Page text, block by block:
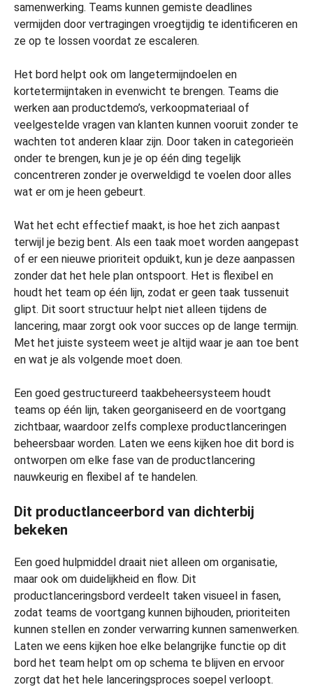
samenwerking. Teams kunnen gemiste deadlines
vermijden door vertragingen vroegtijdig te identificeren en
ze op te lossen voordat ze escaleren.
Het bord helpt ook om langetermijndoelen en
kortetermijntaken in evenwicht te brengen. Teams die
werken aan productdemo’s, verkoopmateriaal of
veelgestelde vragen van klanten kunnen vooruit zonder te
wachten tot anderen klaar zijn. Door taken in categorieën
onder te brengen, kun je je op één ding tegelijk
concentreren zonder je overweldigd te voelen door alles
wat er om je heen gebeurt.
Wat het echt effectief maakt, is hoe het zich aanpast
terwijl je bezig bent. Als een taak moet worden aangepast
of er een nieuwe prioriteit opduikt, kun je deze aanpassen
zonder dat het hele plan ontspoort. Het is flexibel en
houdt het team op één lijn, zodat er geen taak tussenuit
glipt. Dit soort structuur helpt niet alleen tijdens de
lancering, maar zorgt ook voor succes op de lange termijn.
Met het juiste systeem weet je altijd waar je aan toe bent
en wat je als volgende moet doen.
Een goed gestructureerd taakbeheersysteem houdt
teams op één lijn, taken georganiseerd en de voortgang
zichtbaar, waardoor zelfs complexe productlanceringen
beheersbaar worden. Laten we eens kijken hoe dit bord is
ontworpen om elke fase van de productlancering
nauwkeurig en flexibel af te handelen.
Dit productlanceerbord van dichterbij
bekeken
Een goed hulpmiddel draait niet alleen om organisatie,
maar ook om duidelijkheid en flow. Dit
productlanceringsbord verdeelt taken visueel in fasen,
zodat teams de voortgang kunnen bijhouden, prioriteiten
kunnen stellen en zonder verwarring kunnen samenwerken.
Laten we eens kijken hoe elke belangrijke functie op dit
bord het team helpt om op schema te blijven en ervoor
zorgt dat het hele lanceringsproces soepel verloopt.